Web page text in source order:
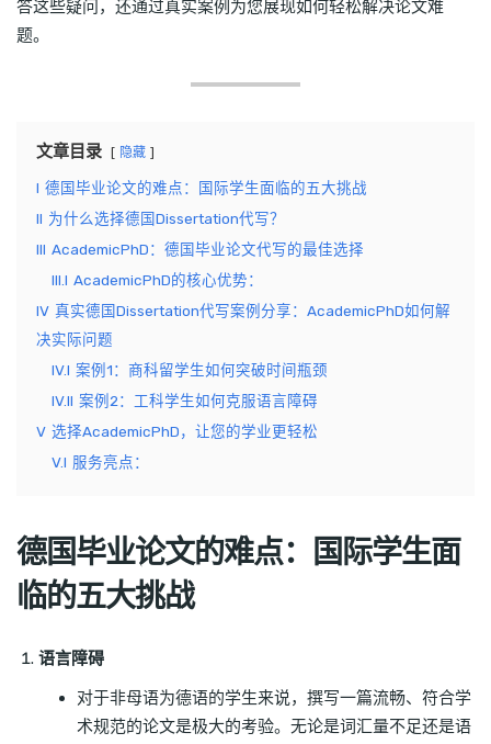
答这些疑问，还通过真实案例为您展现如何轻松解决论文难
题。
文章目录 隐藏
I 德国毕业论文的难点：国际学生面临的五大挑战
II 为什么选择德国Dissertation代写？
III AcademicPhD：德国毕业论文代写的最佳选择
III.I AcademicPhD的核心优势：
IV 真实德国Dissertation代写案例分享：AcademicPhD如何解
决实际问题
IV.I 案例1：商科留学生如何突破时间瓶颈
IV.II 案例2：工科学生如何克服语言障碍
V 选择AcademicPhD，让您的学业更轻松
V.I 服务亮点：
德国毕业论文的难点：国际学生面
临的五大挑战
语言障碍
对于非母语为德语的学生来说，撰写一篇流畅、符合学
术规范的论文是极大的考验。无论是词汇量不足还是语